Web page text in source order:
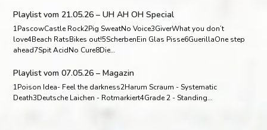
Playlist vom 21.05.26 – UH AH OH Special
1PascowCastle Rock2Pig SweatNo Voice3GiverWhat you don’t
love4Beach RatsBikes out!5ScherbenEin Glas Pisse6GuerillaOne step
ahead7Spit AcidNo Cure8Die…
Playlist vom 07.05.26 – Magazin
1Poison Idea- Feel the darkness2Harum Scraum - Systematic
Death3Deutsche Laichen - Rotmarkiert4Grade 2 - Standing…